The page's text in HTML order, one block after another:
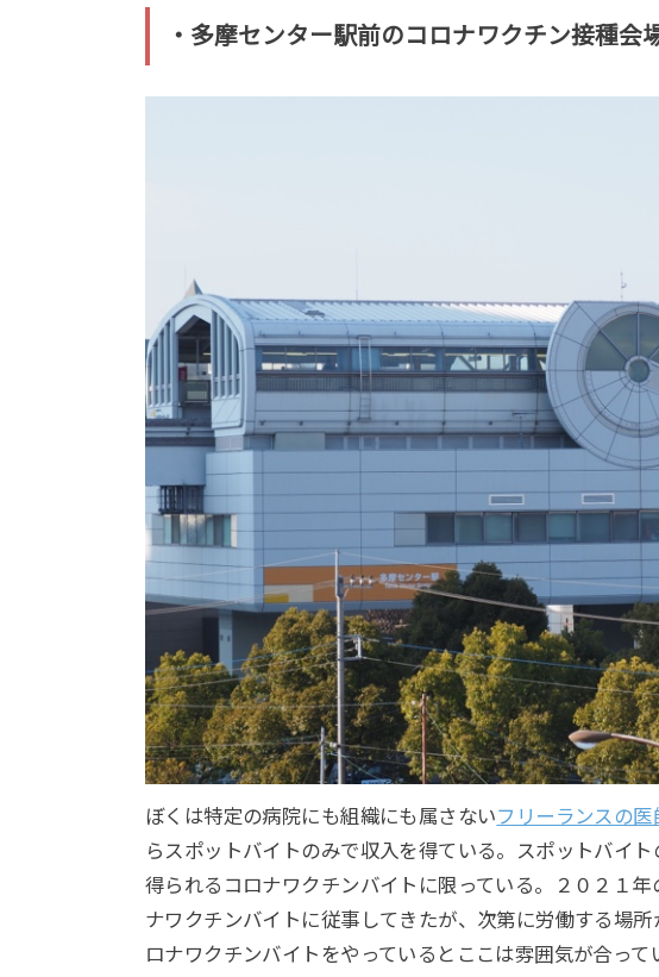
・多摩センター駅前のコロナワクチン接種会
ぼくは特定の病院にも組織にも属さないフリーランスの医
らスポットバイトのみで収入を得ている。スポットバイ
得られるコロナワクチンバイトに限っている。２０２１
ナワクチンバイトに従事してきたが、次第に労働する場
ロナワクチンバイトをやっているとここは雰囲気が合っ